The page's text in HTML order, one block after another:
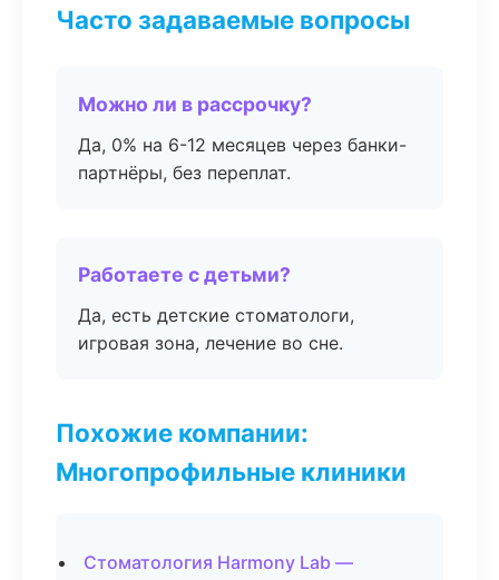
Часто задаваемые вопросы
Можно ли в рассрочку?
Да, 0% на 6-12 месяцев через банки-
партнёры, без переплат.
Работаете с детьми?
Да, есть детские стоматологи,
игровая зона, лечение во сне.
Похожие компании:
Многопрофильные клиники
Стоматология Harmony Lab —